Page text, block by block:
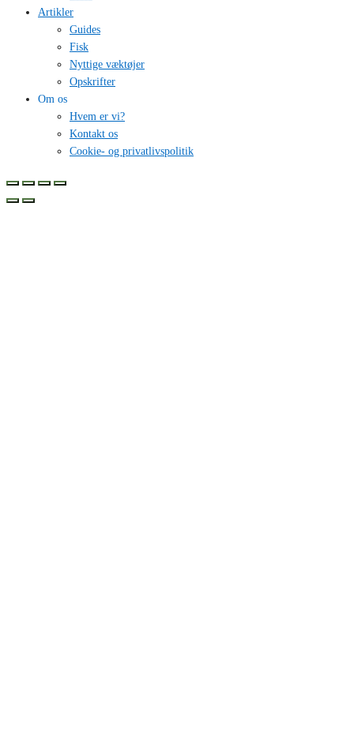
Artikler
Guides
Fisk
Nyttige væktøjer
Opskrifter
Om os
Hvem er vi?
Kontakt os
Cookie- og privatlivspolitik